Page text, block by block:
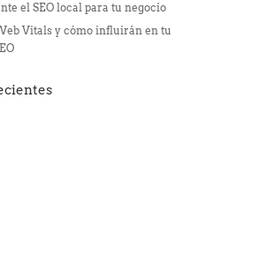
el SEO local para tu negocio
Vitals y cómo influirán en tu